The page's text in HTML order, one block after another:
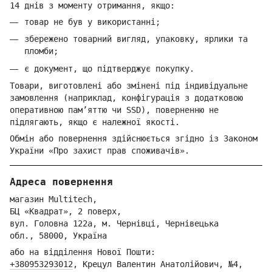
14 днів з моменту отримання, якщо:
товар не був у використанні;
збережено товарний вигляд, упаковку, ярлики та
пломби;
є документ, що підтверджує покупку.
Товари, виготовлені або змінені під індивідуальне
замовлення (наприклад, конфігурація з додатковою
оперативною пам’яттю чи SSD), поверненню не
підлягають, якщо є належної якості.
Обмін або повернення здійснюється згідно із Законом
України «Про захист прав споживачів».
Адреса повернення
магазин Multitech,
БЦ «Квадрат», 2 поверх,
вул. Головна 122а, м. Чернівці, Чернівецька
обл., 58000, Україна
або на відділення Нової Пошти:
+380953293012 , Крецул Валентин Анатолійович, №4,